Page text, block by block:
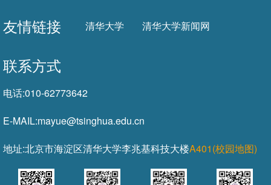
友情链接 清华大学 清华大学新闻网
联系方式
电话:010-62773642
E-MAIL:mayue@tsinghua.edu.cn
地址:北京市海淀区清华大学李兆基科技大楼A401(校园地图)